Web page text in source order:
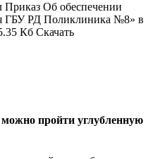
Приказ Об обеспечении
ГБУ РД Поликлиника №8» в
Кб Скачать
пройти углубленную